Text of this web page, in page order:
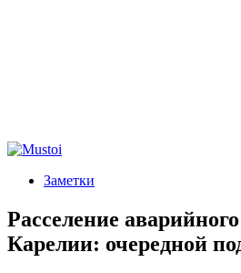
Заметки
Расселение
Карелии: очередной